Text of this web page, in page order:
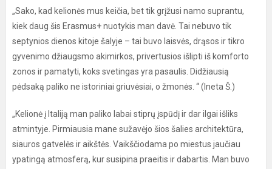
„Sako, kad kelionės mus keičia, bet tik grįžusi namo suprantu,
kiek daug šis Erasmus+ nuotykis man davė. Tai nebuvo tik
septynios dienos kitoje šalyje – tai buvo laisvės, drąsos ir tikro
gyvenimo džiaugsmo akimirkos, privertusios išlipti iš komforto
zonos ir pamatyti, koks svetingas yra pasaulis. Didžiausią
pėdsaką paliko ne istoriniai griuvėsiai, o žmonės. “ (Ineta Š.)
„Kelionė į Italiją man paliko labai stiprų įspūdį ir dar ilgai išliks
atmintyje. Pirmiausia mane sužavėjo šios šalies architektūra,
siauros gatvelės ir aikštės. Vaikščiodama po miestus jaučiau
ypatingą atmosferą, kur susipina praeitis ir dabartis. Man buvo